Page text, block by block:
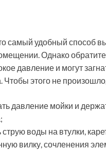
самый удобный способ
Однако
давление и могут
этого не
давление мойки и
струю воды на втулки,
вилку, сочленения